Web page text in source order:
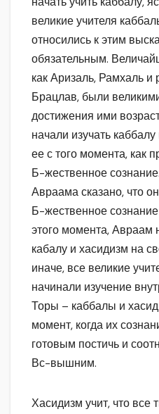
великие учителя
относились к этим
обязательным.
как Аризаль, Рамхаль
Брацлав, были
достижения ими
начали изучать
ее с того момента, как
Б-жественное
Авраама сказано, что
Б-жественное
этого момента, Авраам
кабалу и хасидизм на
иначе, все великие
начинали изучение
Торы – каббалы и
момент, когда их
готовым постичь и
Вс-вышним.
Хасидизм учит, что все